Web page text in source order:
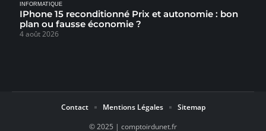
INFORMATIQUE
IPhone 15 reconditionné Prix et autonomie : bon
plan ou fausse économie ?
4 août 2026
© 2025 | comptoirdunet.fr
Contact Mentions Légales Sitemap